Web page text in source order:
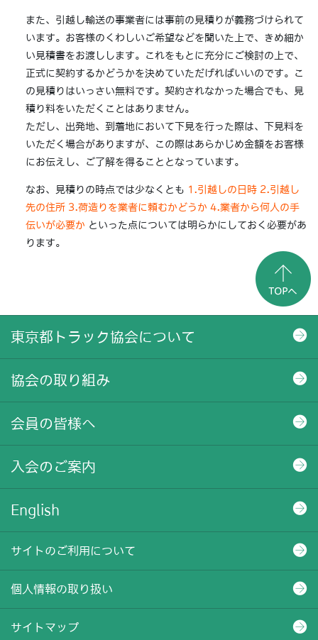
また、引越し輸送の事業者には事前の見積りが義務づけられて
います。お客様のくわしいご希望などを聞いた上で、きめ細か
い見積書をお渡しします。これをもとに充分にご検討の上で、
正式に契約するかどうかを決めていただげればいいのです。こ
の見積りはいっさい無料です。契約されなかった場合でも、見
積り料をいただくことはありません。
ただし、出発地、到着地において下見を行った際は、下見料を
いただく場合がありますが、この際はあらかじめ金額をお客様
にお伝えし、ご了解を得ることとなっています。
なお、見積りの時点では少なくとも 1.引越しの日時 2.引越し
先の住所 3.荷造りを業者に頼むかどうか 4.業者から何人の手
伝いが必要か といった点については明らかにしておく必要があ
ります。
東京都トラック協会について
協会の取り組み
会員の皆様へ
入会のご案内
English
サイトのご利用について
個人情報の取り扱い
サイトマップ